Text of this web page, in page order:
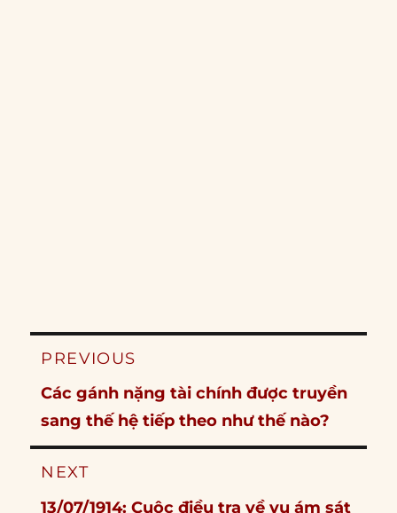
Post
PREVIOUS
Previous
post:
Các gánh nặng tài chính được truyền
sang thế hệ tiếp theo như thế nào?
NEXT
Next
13/07/1914: Cuộc điều tra về vụ ám sát